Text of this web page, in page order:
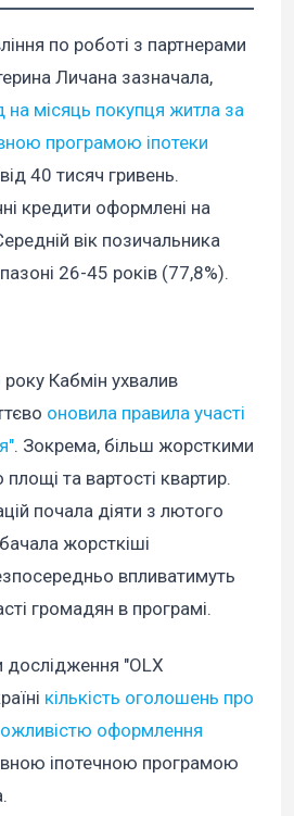
по роботі з партнерами
Личана зазначала,
на місяць покупця житла за
програмою іпотеки
40 тисяч гривень.
кредити оформлені на
вік позичальника
26-45 років (77,8%).
Кабмін ухвалив
оновила правила участі
. Зокрема, більш жорсткими
та вартості квартир.
почала діяти з лютого
жорсткіші
впливатимуть
громадян в програмі.
дослідження "OLX
кількість оголошень про
оформлення
іпотечною програмою